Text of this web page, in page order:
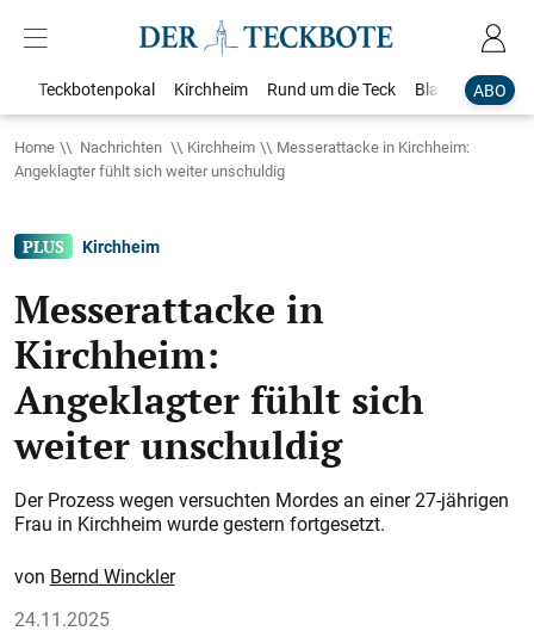
ABO
Teckbotenpokal Kirchheim Rund um die Teck Blaulicht
Home Nachrichten Kirchheim
Messerattacke in Kirchheim:
Angeklagter fühlt sich weiter unschuldig
Kirchheim
Messerattacke in
Kirchheim:
Angeklagter fühlt sich
weiter unschuldig
Der Prozess wegen versuchten Mordes an einer 27-jährigen
Frau in Kirchheim wurde gestern fortgesetzt.
Bernd Winckler
24.11.2025